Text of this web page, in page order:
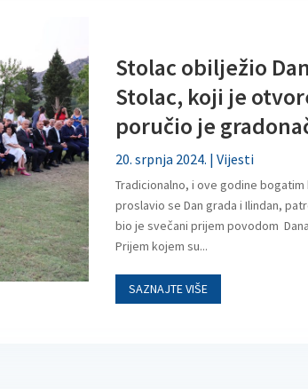
Stolac obilježio
Stolac, koji je
poručio je
20. srpnja 2024. |Vijesti
Tradicionalno, i ove godine
proslavio se Dan grada i Ilindan,
bio je svečani prijem povodom
Prijem kojem su...
SAZNAJTE VIŠE